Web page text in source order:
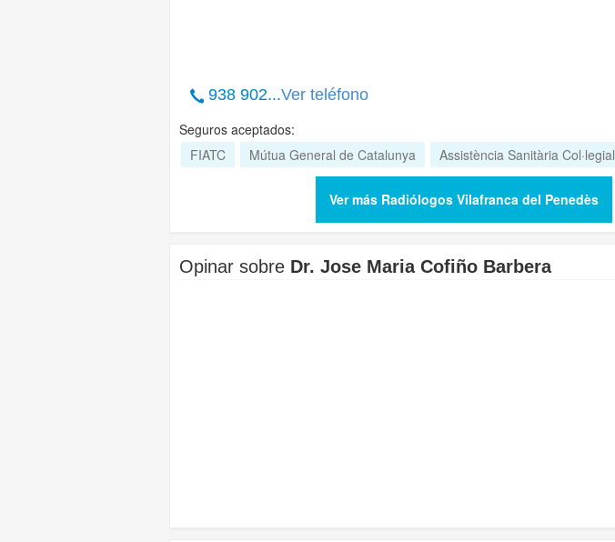
938 902...Ver teléfono
Seguros aceptados:
FIATC
Mútua General de Catalunya Assistència Sanitària Col·legial
Ver más Radiólogos Vilafranca del Penedès
Opinar sobre Dr. Jose Maria Cofiño Barbera